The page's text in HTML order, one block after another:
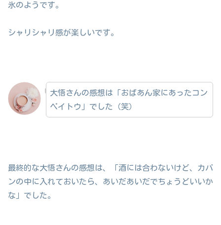
氷のようです。
シャリシャリ感が楽しいです。
大悟さんの感想は「おばあん家にあったコン
ペイトウ」でした（笑）
最終的な大悟さんの感想は、「酒には合わないけど、カバ
ンの中に入れておいたら、あいだあいだでちょうどいいか
な」でした。